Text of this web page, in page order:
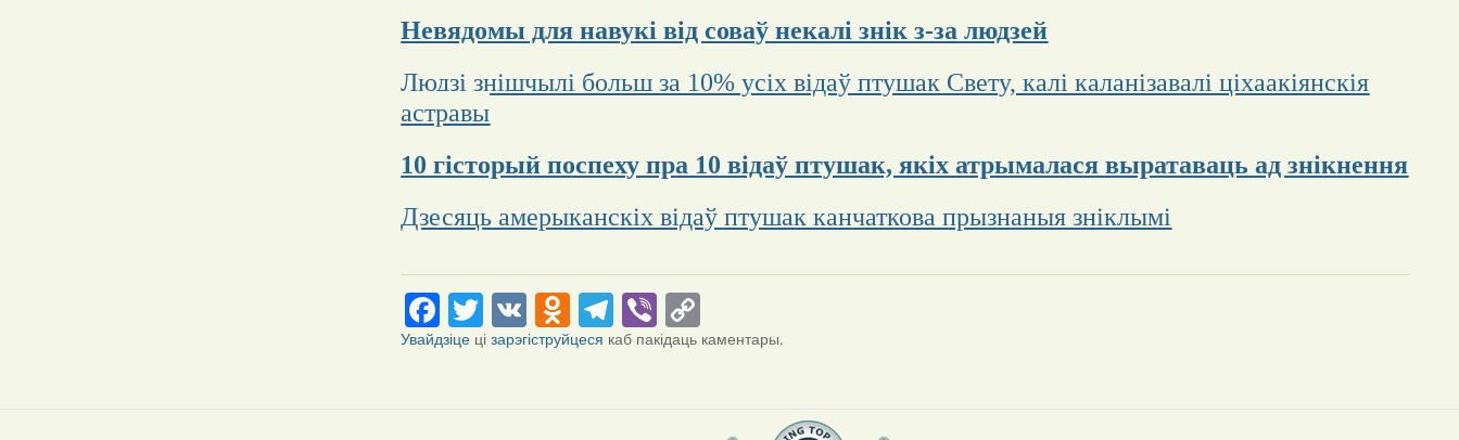
Невядомы для навукі від соваў некалі знік з-за людзей
Людзі знішчылі больш за 10% усіх відаў птушак Свету, калі каланізавалі ціхаакіянскія
астравы
10 гісторый поспеху пра 10 відаў птушак, якіх атрымалася выратаваць ад знікнення
Дзесяць амерыканскіх відаў птушак канчаткова прызнаныя зніклымі
Facebook
Twitter
VKOdnoklassniki
Telegram
Viber
Link
Увайдзіце цізарэгіструйцеся каб пакідаць каментары.